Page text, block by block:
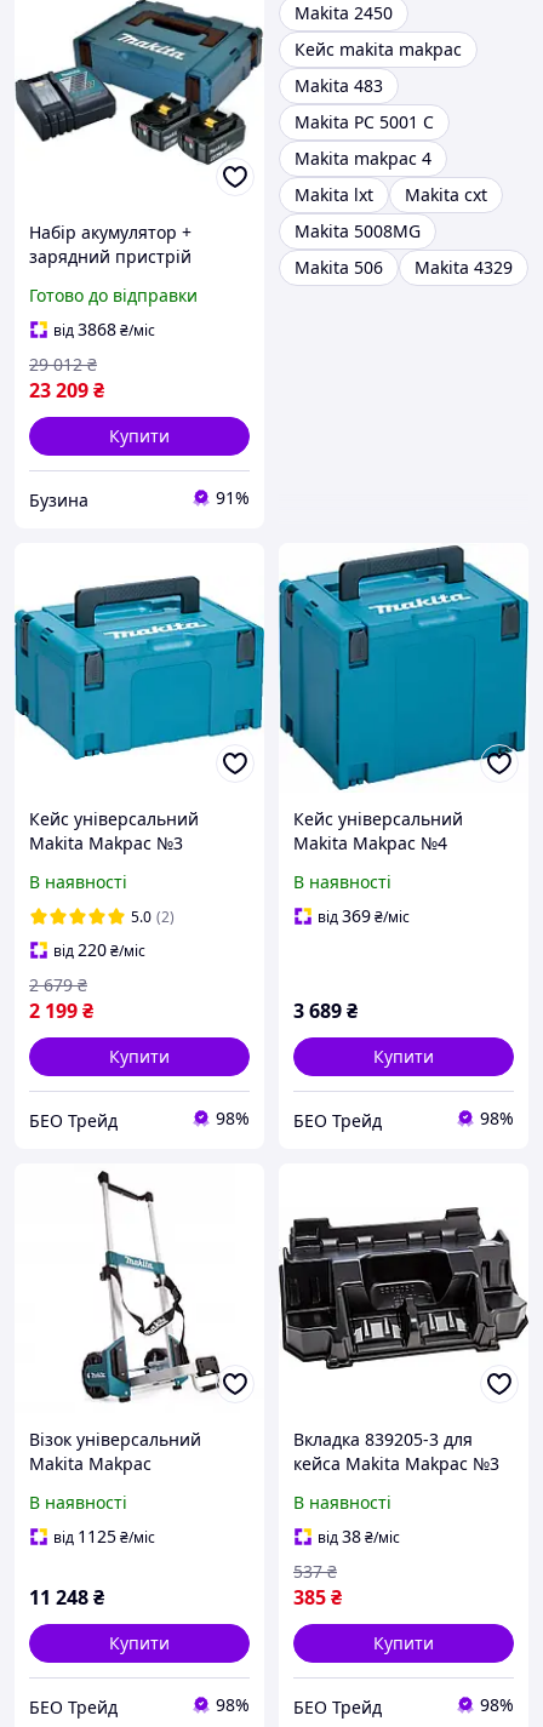
Набір акумулятор +
зарядний пристрій
2x6Ah, DC18RC, Makpac
198116-4 buzyna
Готово до відправки
від3868₴/міс
23 209₴
29 012 ₴
Купити
Бузина 91%
Makita 2450
Кейс makita makpac
Makita 483
Makita PC 5001 C
Makita makpac 4
Makita lxt
Makita cxt
Makita 5008MG
Makita 506
Makita 4329
Кейс універсальний
Makita Makpac №3
В наявності
5.0 (2)
від220₴/міс
2 199₴
2 679 ₴
Купити
БЕО Трейд 98%
Кейс універсальний
Makita Makpac №4
В наявності
від369₴/міс
3 689₴
Купити
БЕО Трейд 98%
Візок універсальний
Makita Makpac
В наявності
від 1125₴/міс
11 248₴
Купити
БЕО Трейд 98%
Вкладка 839205-3 для
кейса Makita Makpac №3
DC18RD та 4-х
акумуляторів)
В наявності
від38₴/міс
385₴
537 ₴
Купити
БЕО Трейд 98%